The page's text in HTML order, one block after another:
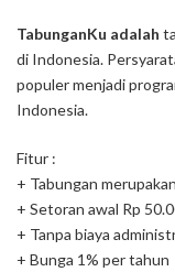
TabunganKu adalah
di Indonesia.
populer menjadi
Indonesia.
Fitur :
+ Tabungan
+ Setoran awal Rp
+ Tanpa biaya
+ Bunga 1% per tahun